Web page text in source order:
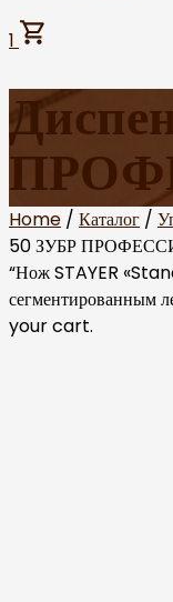
1
Home / Каталог /
50 ЗУБР
“Нож STAYER
your cart.